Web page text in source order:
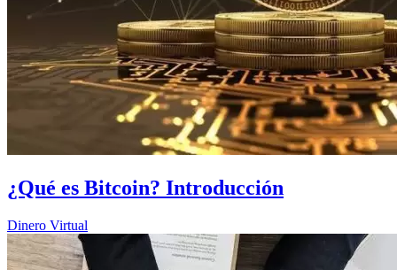
¿Qué es Bitcoin? Introducción
Dinero Virtual